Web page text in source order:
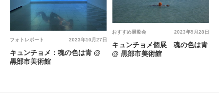
2023年10月27日
フォトレポート
キュンチョメ：魂の色は青 @
黒部市美術館
2023年9月28日
おすすめ展覧会
キュンチョメ個展 魂の色は青
@ 黒部市美術館